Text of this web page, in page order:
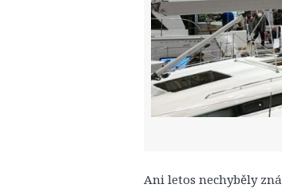
Ani letos nechyběly